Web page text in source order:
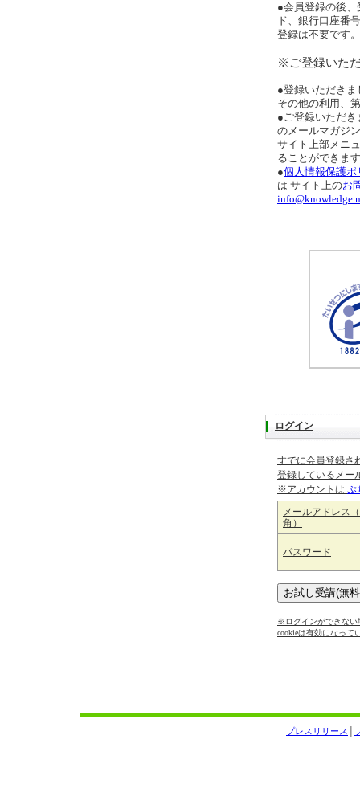
●会員登録の後
ド、銀行口座番
登録は不要です。
※ご登録いた
●登録いただき
その他の利用、
●ご登録いただ
のメールマガジ
サイト上部メニ
ることができま
●個人情報保護ポ
は サイト上のお
ログイン
すでに会員登録さ
登録しているメー
※アカウントは ぷ
メールアドレス
角）
パスワード
※ログインができない
cookieは有効になって
プレスリリース